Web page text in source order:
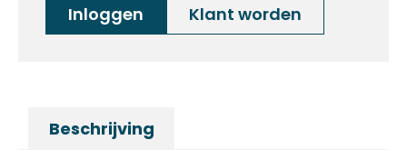
Inloggen
Klant worden
Beschrijving